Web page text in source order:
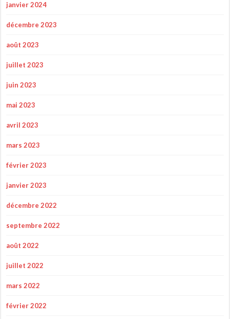
janvier 2024
décembre 2023
août 2023
juillet 2023
juin 2023
mai 2023
avril 2023
mars 2023
février 2023
janvier 2023
décembre 2022
septembre 2022
août 2022
juillet 2022
mars 2022
février 2022